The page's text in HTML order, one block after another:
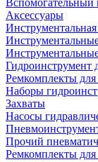
Вспомогательный
Аксессуары
Гидроинструмент
Ремкомплекты для
Наборы
Захваты
Насосы
Прочий
Ремкомплекты